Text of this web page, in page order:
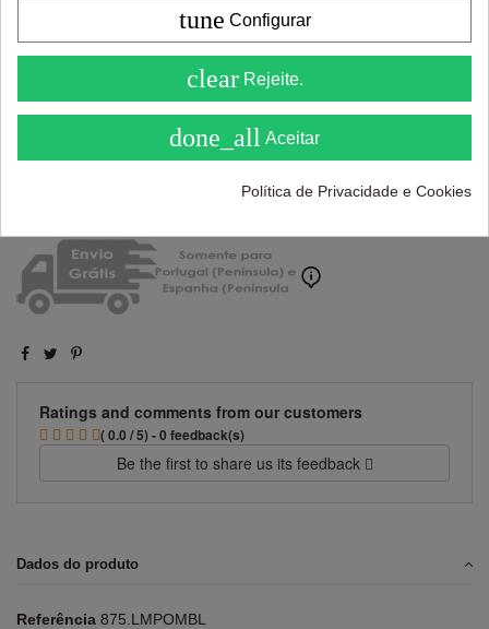
169,00 €295,00 €
Adicionar ao carrinho
Ratings and comments from our customers
( 0.0 / 5) - 0 feedback(s)
Be the first to share us its feedback
Dados do produto
Referência 875.LMPOMBL
tune Configurar
clear Rejeite.
done_all Aceitar
Política de Privacidade e Cookies